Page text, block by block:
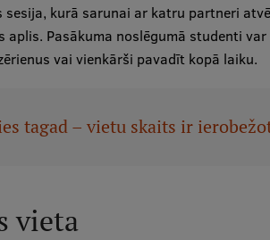
sesija, kurā sarunai ar katru partneri
aplis. Pasākuma noslēgumā studenti
vai vienkārši pavadīt kopā laiku.
tagad – vietu skaits ir
vieta